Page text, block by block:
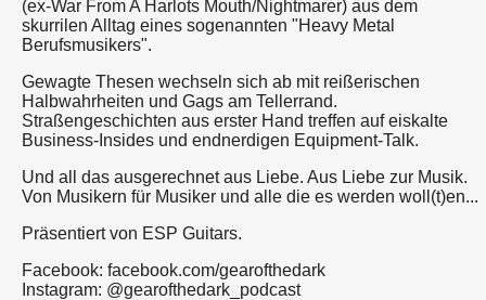
(ex-War From A Harlots Mouth/Nightmarer) aus dem
skurrilen Alltag eines sogenannten "Heavy Metal
Berufsmusikers".
Gewagte Thesen wechseln sich ab mit reißerischen
Halbwahrheiten und Gags am Tellerrand.
Straßengeschichten aus erster Hand treffen auf eiskalte
Business-Insides und endnerdigen Equipment-Talk.
Und all das ausgerechnet aus Liebe. Aus Liebe zur Musik.
Von Musikern für Musiker und alle die es werden woll(t)en...
Präsentiert von ESP Guitars.
Facebook: facebook.com/gearofthedark
Instagram: @gearofthedark_podcast